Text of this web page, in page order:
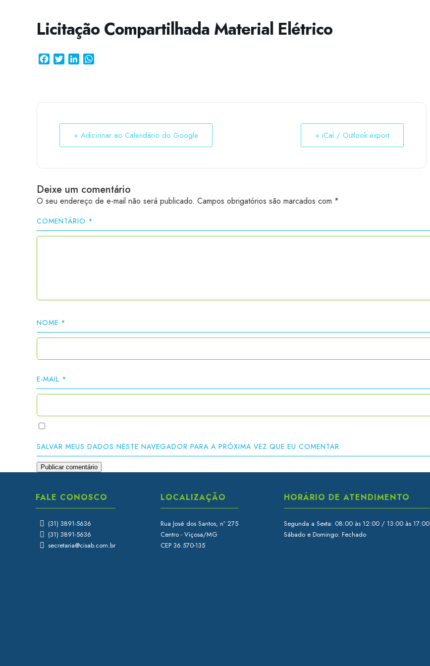
Licitação Compartilhada Material Elétrico
FacebookTwitterLinkedIn
+ Adicionar ao Calendário do Google + iCal / Outlook export
Deixe um comentário
O seu endereço de e-mail não será publicado. Campos obrigatórios são marcados com *
COMENTÁRIO *
NOME *
E-MAIL *
SALVAR MEUS DADOS NESTE NAVEGADOR PARA A PRÓXIMA VEZ QUE EU COMENTAR.
FALE CONOSCO
(31) 3891-5636
(31) 3891-5636
secretaria@cisab.com.br
LOCALIZAÇÃO
Rua José dos Santos, nº 275
Centro - Viçosa/MG
CEP 36.570-135
HORÁRIO DE ATENDIMENTO
Segunda a Sexta: 08:00 às 12:00 / 13:00 às 17:00
Sábado e Domingo: Fechado